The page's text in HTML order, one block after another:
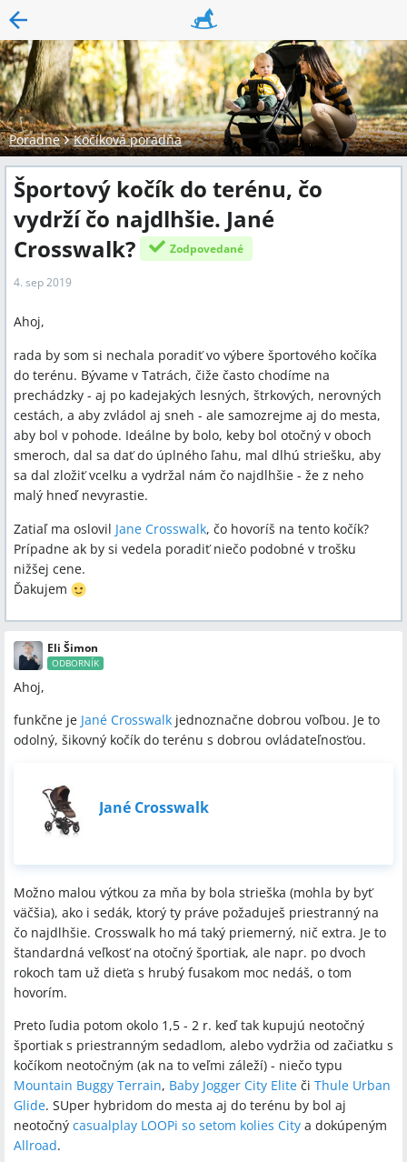
Poradne Kočíková poradňa
Športový kočík do terénu, čo
vydrží čo najdlhšie. Jané
Crosswalk?
Zodpovedané
4. sep 2019
Ahoj,
rada by som si nechala poradiť vo výbere športového kočíka
do terénu. Bývame v Tatrách, čiže často chodíme na
prechádzky - aj po kadejakých lesných, štrkových, nerovných
cestách, a aby zvládol aj sneh - ale samozrejme aj do mesta,
aby bol v pohode. Ideálne by bolo, keby bol otočný v oboch
smeroch, dal sa dať do úplného ľahu, mal dlhú striešku, aby
sa dal zložiť vcelku a vydržal nám čo najdlhšie - že z neho
malý hneď nevyrastie.
Zatiaľ ma oslovil Jane Crosswalk, čo hovoríš na tento kočík?
Prípadne ak by si vedela poradiť niečo podobné v trošku
nižšej cene.
Ďakujem
Eli Šimon
ODBORNÍK
Ahoj,
funkčne je Jané Crosswalk jednoznačne dobrou voľbou. Je to
odolný, šikovný kočík do terénu s dobrou ovládateľnosťou.
Jané Crosswalk
Možno malou výtkou za mňa by bola strieška (mohla by byť
väčšia), ako i sedák, ktorý ty práve požaduješ priestranný na
čo najdlhšie. Crosswalk ho má taký priemerný, nič extra. Je to
štandardná veľkosť na otočný športiak, ale napr. po dvoch
rokoch tam už dieťa s hrubý fusakom moc nedáš, o tom
hovorím.
Preto ľudia potom okolo 1,5 - 2 r. keď tak kupujú neotočný
športiak s priestranným sedadlom, alebo vydržia od začiatku s
kočíkom neotočným (ak na to veľmi záleží) - niečo typu
Mountain Buggy Terrain, Baby Jogger City Elite či Thule Urban
Glide. SUper hybridom do mesta aj do terénu by bol aj
neotočný casualplay LOOPi so setom kolies City a dokúpeným
Allroad.